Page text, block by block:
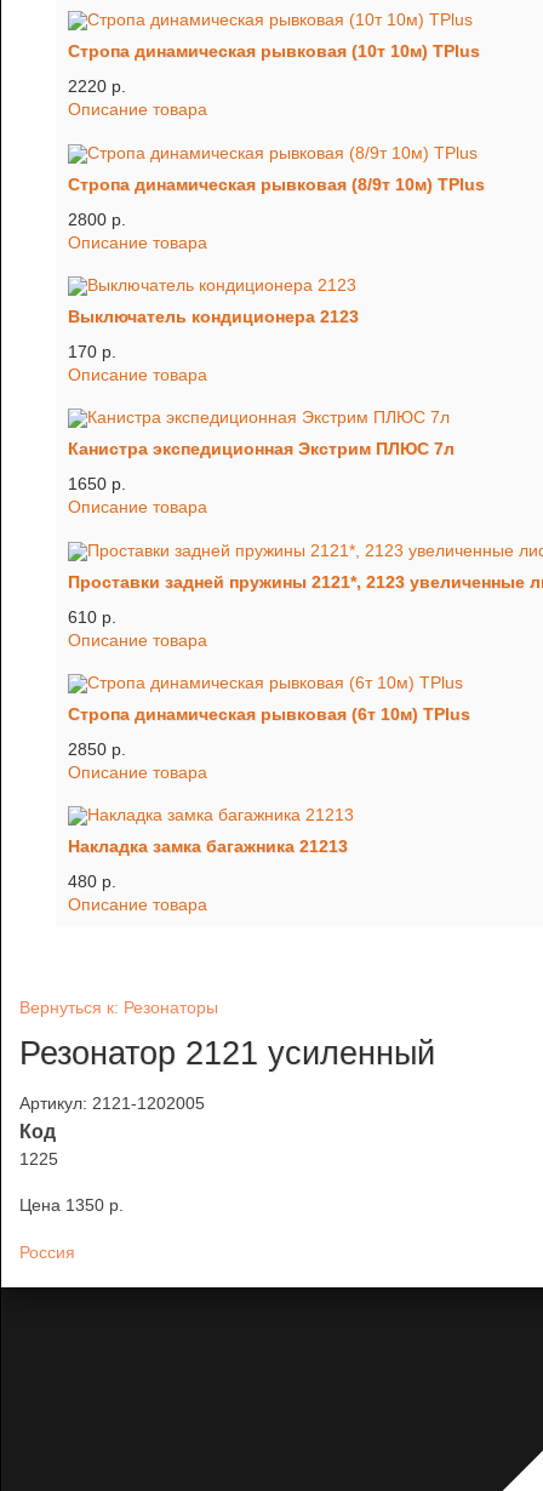
Стропа динамическая рывковая (10т 10м) TРlus
2220 p.
Описание товара
Стропа динамическая рывковая (8/9т 10м) TРlus
2800 p.
Описание товара
Выключатель кондиционера 2123
170 p.
Описание товара
Канистра экспедиционная Экстрим ПЛЮС 7л
1650 p.
Описание товара
Проставки задней пружины 2121*, 2123 увеличенные
610 p.
Описание товара
Стропа динамическая рывковая (6т 10м) TРlus
2850 p.
Описание товара
Накладка замка багажника 21213
480 p.
Описание товара
Вернуться к: Резонаторы
Резонатор 2121 усиленный
Артикул: 2121-1202005
Код
1225
Цена 1350 p.
Россия